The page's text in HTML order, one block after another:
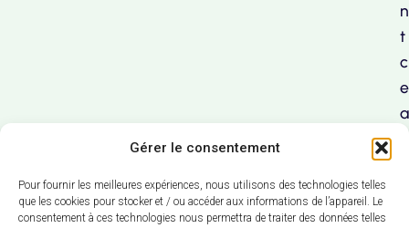
Gérer le consentement
Pour fournir les meilleures expériences, nous utilisons des technologies telles
que les cookies pour stocker et / ou accéder aux informations de l’appareil. Le
consentement à ces technologies nous permettra de traiter des données telles
n
t
c
e
a